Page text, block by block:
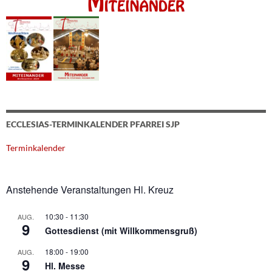
ECCLESIAS-TERMINKALENDER PFARREI SJP
Terminkalender
Anstehende Veranstaltungen Hl. Kreuz
AUG.
9
10:30 - 11:30
Gottesdienst (mit Willkommensgruß)
AUG.
9
18:00 - 19:00
Hl. Messe